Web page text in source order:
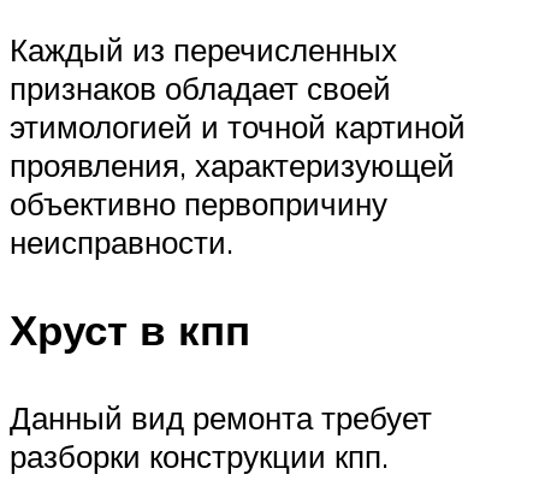
Каждый из перечисленных
признаков обладает своей
этимологией и точной картиной
проявления, характеризующей
объективно первопричину
неисправности.
Хруст в кпп
Данный вид ремонта требует
разборки конструкции кпп.